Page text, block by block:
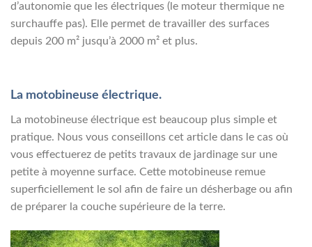
d’autonomie que les électriques (le moteur thermique ne
surchauffe pas). Elle permet de travailler des surfaces
depuis 200 m² jusqu’à 2000 m² et plus.
La motobineuse électrique.
La motobineuse électrique est beaucoup plus simple et
pratique. Nous vous conseillons cet article dans le cas où
vous effectuerez de petits travaux de jardinage sur une
petite à moyenne surface. Cette motobineuse remue
superficiellement le sol afin de faire un désherbage ou afin
de préparer la couche supérieure de la terre.